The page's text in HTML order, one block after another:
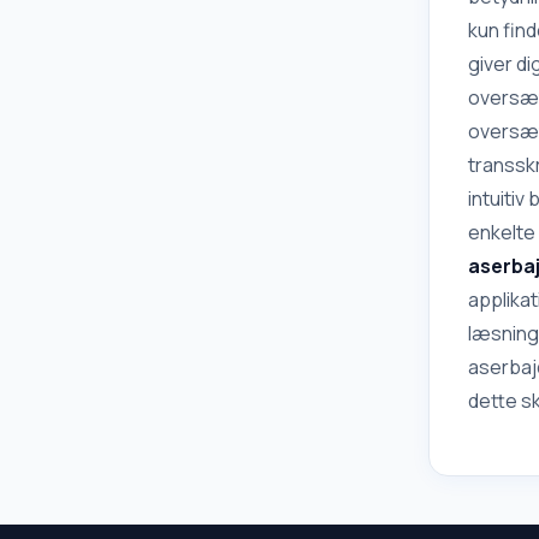
kun
giver
intuitiv
enkelte
læsning
dette